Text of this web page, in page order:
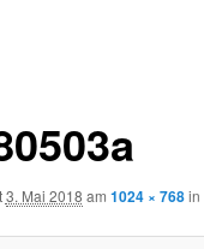
3. Mai 2018 am 1024 × 768in